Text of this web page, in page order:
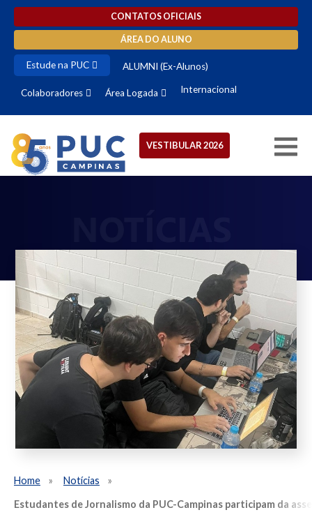
CONTATOS OFICIAIS
ÁREA DO ALUNO
Estude na PUC ALUMNI (Ex-Alunos)
Colaboradores Área Logada Internacional
VESTIBULAR 2026
Home
Notícias
Estudantes de Jornalismo da PUC-Campinas participam da